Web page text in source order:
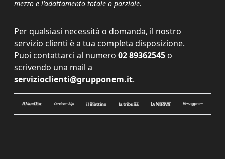
mezzo e l'adattamento totale o parziale.
Per qualsiasi necessità o domanda, il nostro
servizio clienti è a tua completa disposizione.
Puoi contattarci al numero 02 89362545 o
scrivendo una mail a
servizioclienti@grupponem.it.